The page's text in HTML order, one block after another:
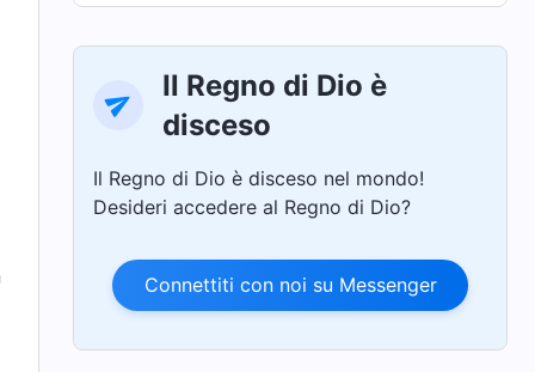
Il Regno di Dio è
disceso
Il Regno di Dio è disceso nel mondo!
Desideri accedere al Regno di Dio?
Connettiti con noi su Messenger